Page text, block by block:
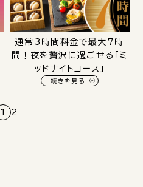
通常3時間料金で最大7時
間！夜を贅沢に過ごせる「ミ
ッドナイトコース」
続きを見る
1 2